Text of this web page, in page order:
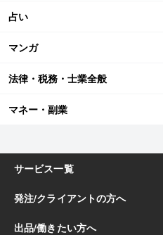
占い
マンガ
法律・税務・士業全般
マネー・副業